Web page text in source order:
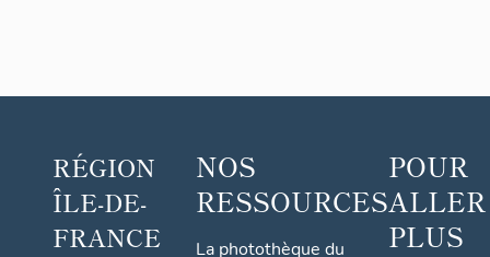
RÉGION
ÎLE-DE-
FRANCE
NOS
RESSOURCES
La photothèque du
POUR
ALLER
PLUS